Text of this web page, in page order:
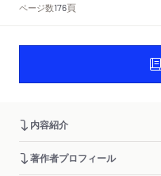
ページ数176頁
内容紹介
著作者プロフィール